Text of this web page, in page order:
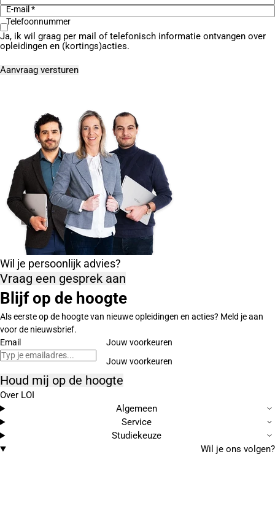
E-mail *
Telefoonnummer
Ja, ik wil graag per mail of telefonisch informatie ontvangen over
opleidingen en (kortings)acties.
Wil je persoonlijk advies?
Vraag een gesprek aan
Blijf op de hoogte
Als eerste op de hoogte van nieuwe opleidingen en acties? Meld je aan
voor de nieuwsbrief.
Email
Jouw voorkeuren
Houd mij op de hoogte
Over LOI
Algemeen
Service
Studiekeuze
Wil je ons volgen?